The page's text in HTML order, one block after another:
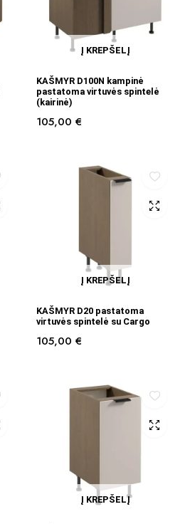
Į KREPŠELĮ
KAŠMYR D100N kampinė
pastatoma virtuvės spintelė
(kairinė)
105,00 €
Į KREPŠELĮ
KAŠMYR D20 pastatoma
virtuvės spintelė su Cargo
105,00 €
Į KREPŠELĮ